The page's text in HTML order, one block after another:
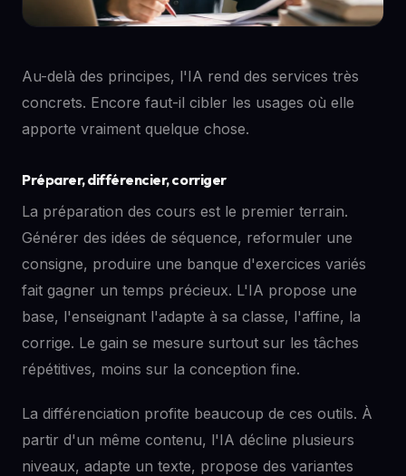
Au-delà des principes, l'IA rend des services très
concrets. Encore faut-il cibler les usages où elle
apporte vraiment quelque chose.
Préparer, différencier, corriger
La préparation des cours est le premier terrain.
Générer des idées de séquence, reformuler une
consigne, produire une banque d'exercices variés
fait gagner un temps précieux. L'IA propose une
base, l'enseignant l'adapte à sa classe, l'affine, la
corrige. Le gain se mesure surtout sur les tâches
répétitives, moins sur la conception fine.
La différenciation profite beaucoup de ces outils. À
partir d'un même contenu, l'IA décline plusieurs
niveaux, adapte un texte, propose des variantes